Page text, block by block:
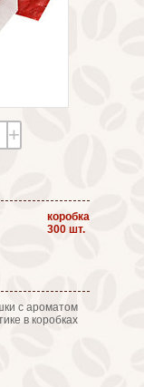
+
коробка
300 шт.
с ароматом
в коробках